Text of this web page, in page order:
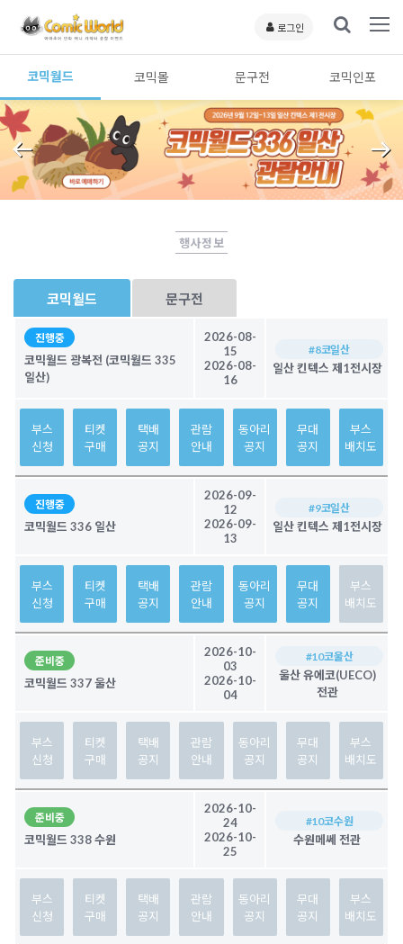
로그인
코믹월드 코믹몰 문구전 코믹인포
행사정보
코믹월드 문구전
진행중
코믹월드 광복전 (코믹월드 335
일산)
2026-08-
15
2026-08-
16
#8코일산
일산 킨텍스 제1전시장
부스
신청
티켓
구매
택배
공지
관람
안내
동아리
공지
무대
공지
부스
배치도
진행중
코믹월드 336 일산
2026-09-
12
2026-09-
13
#9코일산
일산 킨텍스 제1전시장
부스
신청
티켓
구매
택배
공지
관람
안내
동아리
공지
무대
공지
부스
배치도
준비중
코믹월드 337 울산
2026-10-
03
2026-10-
04
#10코울산
울산 유에코(UECO)
전관
부스
신청
티켓
구매
택배
공지
관람
안내
동아리
공지
무대
공지
부스
배치도
준비중
코믹월드 338 수원
2026-10-
24
2026-10-
25
#10코수원
수원메쎄 전관
부스
신청
티켓
구매
택배
공지
관람
안내
동아리
공지
무대
공지
부스
배치도